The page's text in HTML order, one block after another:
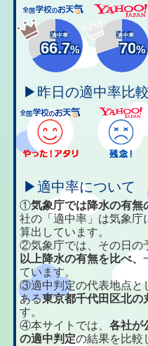
適中率
66.7%
適中率
70%
▶昨日の適中率比較
▶適中率について
①気象庁では降水の有無
社の「適中率」は気象庁
算出しています。
②気象庁では、その日の
以上降水の有無を比べ、
ています。
③適中判定の代表地点と
ある東京都千代田区北の
す。
④本サイトでは、各社が
の適中判定の結果を比較